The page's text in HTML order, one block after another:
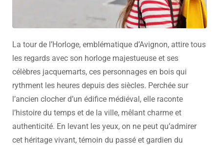
La tour de l’Horloge, emblématique d’Avignon, attire tous
les regards avec son horloge majestueuse et ses
célèbres jacquemarts, ces personnages en bois qui
rythment les heures depuis des siècles. Perchée sur
l’ancien clocher d’un édifice médiéval, elle raconte
l’histoire du temps et de la ville, mêlant charme et
authenticité. En levant les yeux, on ne peut qu’admirer
cet héritage vivant, témoin du passé et gardien du